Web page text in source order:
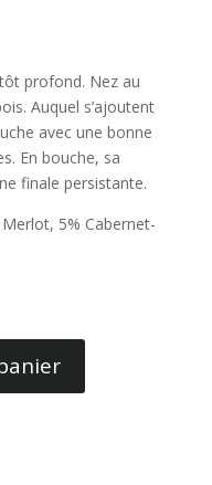
profond. Nez au
Auquel s’ajoutent
avec une bonne
En bouche, sa
finale persistante.
5% Cabernet-